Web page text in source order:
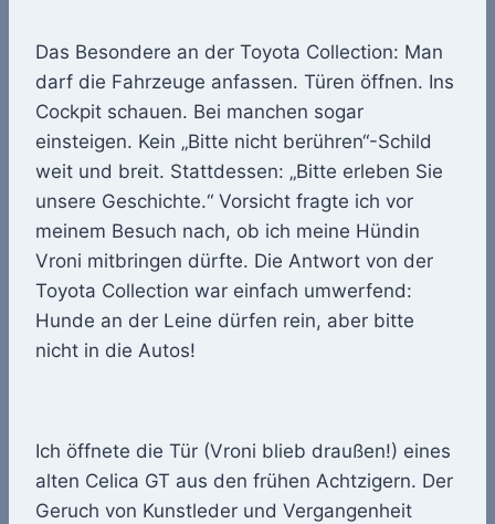
Das Besondere an der Toyota Collection: Man
darf die Fahrzeuge anfassen. Türen öffnen. Ins
Cockpit schauen. Bei manchen sogar
einsteigen. Kein „Bitte nicht berühren“-Schild
weit und breit. Stattdessen: „Bitte erleben Sie
unsere Geschichte.“ Vorsicht fragte ich vor
meinem Besuch nach, ob ich meine Hündin
Vroni mitbringen dürfte. Die Antwort von der
Toyota Collection war einfach umwerfend:
Hunde an der Leine dürfen rein, aber bitte
nicht in die Autos!
Ich öffnete die Tür (Vroni blieb draußen!) eines
alten Celica GT aus den frühen Achtzigern. Der
Geruch von Kunstleder und Vergangenheit